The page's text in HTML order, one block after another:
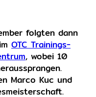
folgten dann
OTC Trainings-
, wobei 10
Marco Kuc und